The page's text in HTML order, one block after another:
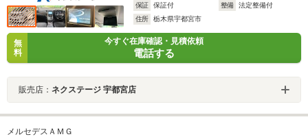
保証
保証付 整備
法定整備付
住所
栃木県宇都宮市
無
料
今すぐ在庫確認・見積依頼
電話する
販売店： ネクステージ 宇都宮店
メルセデスＡＭＧ